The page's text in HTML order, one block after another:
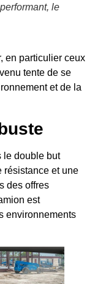
le
en particulier ceux
tente de se
et de la
le double but
résistance et une
des offres
est
environnements